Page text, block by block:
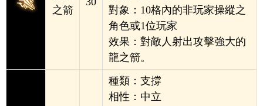
之箭
對象：10格內的非玩家操縱之
角色或1位玩家
效果：對敵人射出攻擊強大的
龍之箭。
種類：支撐
相性：中立